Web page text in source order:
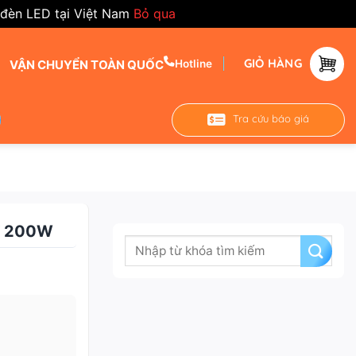
LED tại Việt Nam Bỏ qua
VẬN CHUYỂN TOÀN QUỐC Hotline GIỎ HÀNG
Tra cứu báo giá
200W